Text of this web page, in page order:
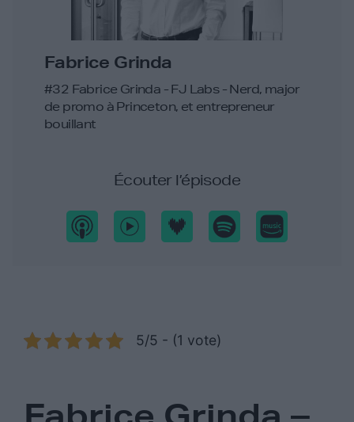
Fabrice Grinda
#32 Fabrice Grinda - FJ Labs - Nerd, major
de promo à Princeton, et entrepreneur
bouillant
Écouter l’épisode
5/5 - (1 vote)